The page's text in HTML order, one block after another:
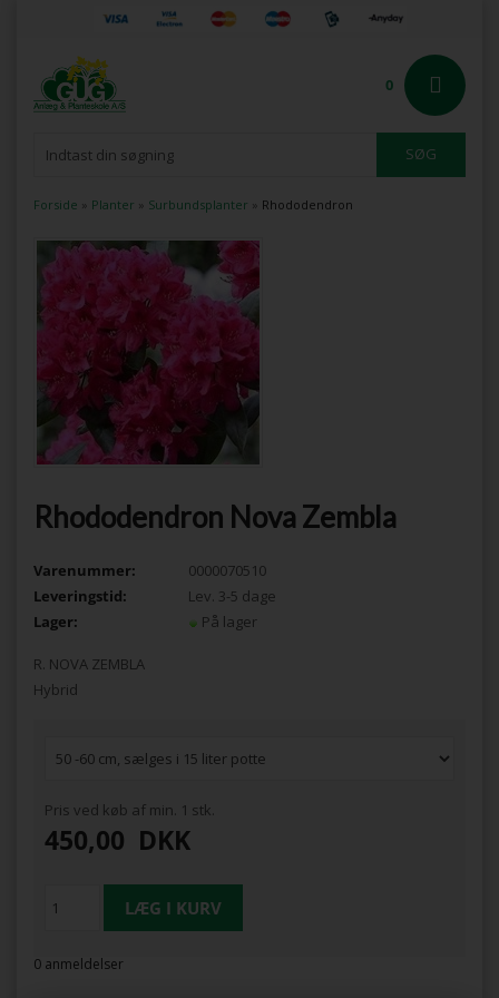
0
Forside » Planter » Surbundsplanter » Rhododendron
Rhododendron Nova Zembla
Varenummer:
0000070510
Leveringstid:
Lev. 3-5 dage
Lager:
På lager
R. NOVA ZEMBLA
Hybrid
Pris ved køb af min. 1 stk.
450,00 DKK
0 anmeldelser